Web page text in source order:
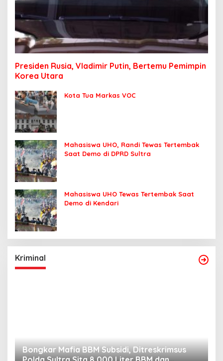
Presiden Rusia, Vladimir Putin, Bertemu Pemimpin
Korea Utara
Kota Tua Markas VOC
Mahasiswa UHO, Randi Tewas Tertembak
Saat Demo di DPRD Sultra
Mahasiswa UHO Tewas Tertembak Saat
Demo di Kendari
Kriminal
Bongkar Mafia BBM Subsidi, Ditreskrimsus